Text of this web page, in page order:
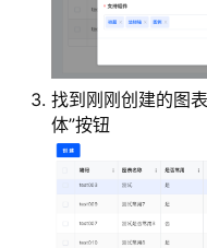
找到刚刚创建的图
体”按钮